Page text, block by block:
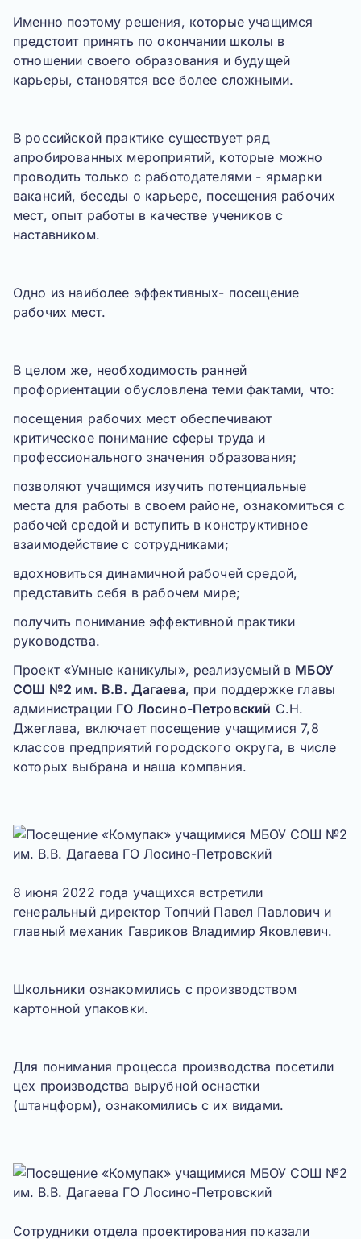
Именно поэтому решения, которые учащимся
предстоит принять по окончании школы в
отношении своего образования и будущей
карьеры, становятся все более сложными.
В российской практике существует ряд
апробированных мероприятий, которые можно
проводить только с работодателями - ярмарки
вакансий, беседы о карьере, посещения рабочих
мест, опыт работы в качестве учеников с
наставником.
Одно из наиболее эффективных- посещение
рабочих мест.
В целом же, необходимость ранней
профориентации обусловлена теми фактами, что:
посещения рабочих мест обеспечивают
критическое понимание сферы труда и
профессионального значения образования;
позволяют учащимся изучить потенциальные
места для работы в своем районе, ознакомиться с
рабочей средой и вступить в конструктивное
взаимодействие с сотрудниками;
вдохновиться динамичной рабочей средой,
представить себя в рабочем мире;
получить понимание эффективной практики
руководства.
Проект «Умные каникулы», реализуемый в МБОУ
СОШ №2 им. В.В. Дагаева, при поддержке главы
администрации ГО Лосино-Петровский С.Н.
Джеглава, включает посещение учащимися 7,8
классов предприятий городского округа, в числе
которых выбрана и наша компания.
8 июня 2022 года учащихся встретили
генеральный директор Топчий Павел Павлович и
главный механик Гавриков Владимир Яковлевич.
Школьники ознакомились с производством
картонной упаковки.
Для понимания процесса производства посетили
цех производства вырубной оснастки
(штанцформ), ознакомились с их видами.
Сотрудники отдела проектирования показали